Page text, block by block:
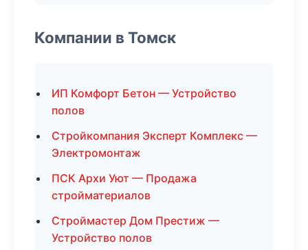
Компании в Томск
ИП Комфорт Бетон — Устройство
полов
Стройкомпания Эксперт Комплекс —
Электромонтаж
ПСК Архи Уют — Продажа
стройматериалов
Строймастер Дом Престиж —
Устройство полов